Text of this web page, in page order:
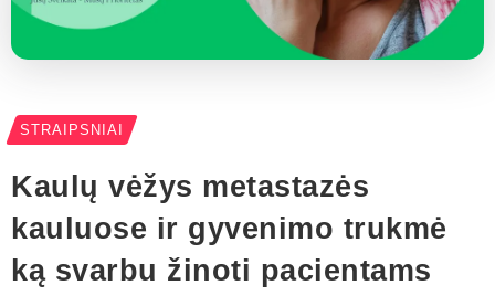
STRAIPSNIAI
Kaulų vėžys metastazės
kauluose ir gyvenimo trukmė
ką svarbu žinoti pacientams